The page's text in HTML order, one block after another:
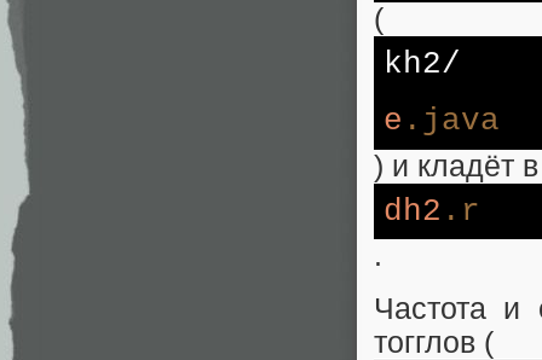
(
kh2/
e .java
) и кладёт
dh2 .r
.
Частота и
тогглов (